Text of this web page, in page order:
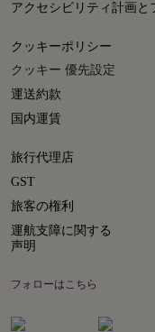
アクセシビリティ計画と
クッキーポリシー
クッキー 優先設定
運送約款
国内運賃
旅行代理店
GST
旅客の権利
運航支障に関する
声明
フォローはこちら